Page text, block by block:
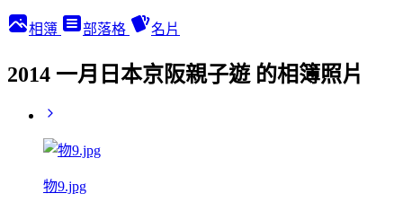
相簿 部落格 名片
2014 一月日本京阪親子遊 的相簿照片
物9.jpg